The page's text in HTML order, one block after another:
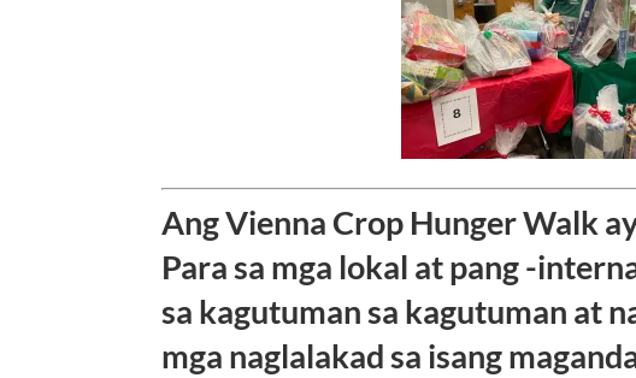
Ang Vienna Crop Hunger Walk
Para sa mga lokal at pang -
sa kagutuman sa kagutuman at
mga naglalakad sa isang